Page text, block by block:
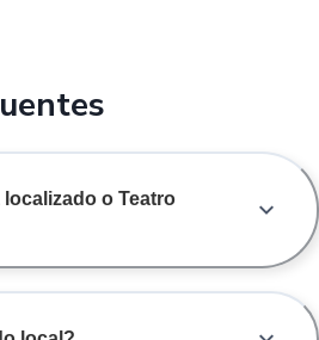
localizado o Teatro